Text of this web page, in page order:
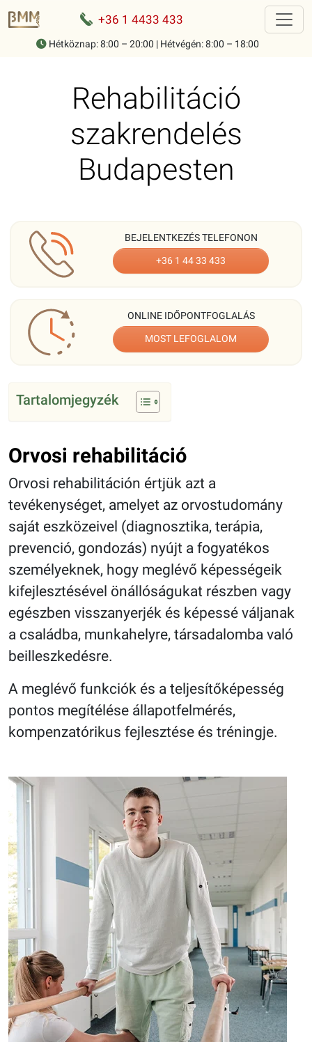
+36 1 4433 433
Hétköznap: 8:00 – 20:00 | Hétvégén: 8:00 – 18:00
- Szakrendelések Rehabilitáció
Rehabilitáció
szakrendelés
Budapesten
BEJELENTKEZÉS TELEFONON
+36 1 44 33 433
ONLINE IDŐPONTFOGLALÁS
MOST LEFOGLALOM
Tartalomjegyzék
Orvosi rehabilitáció
Orvosi rehabilitáción értjük azt a
tevékenységet, amelyet az orvostudomány
saját eszközeivel (diagnosztika, terápia,
prevenció, gondozás) nyújt a fogyatékos
személyeknek, hogy meglévő képességeik
kifejlesztésével önállóságukat részben vagy
egészben visszanyerjék és képessé váljanak
a családba, munkahelyre, társadalomba való
beilleszkedésre.
A meglévő funkciók és a teljesítőképesség
pontos megítélése állapotfelmérés,
kompenzatórikus fejlesztése és tréningje.